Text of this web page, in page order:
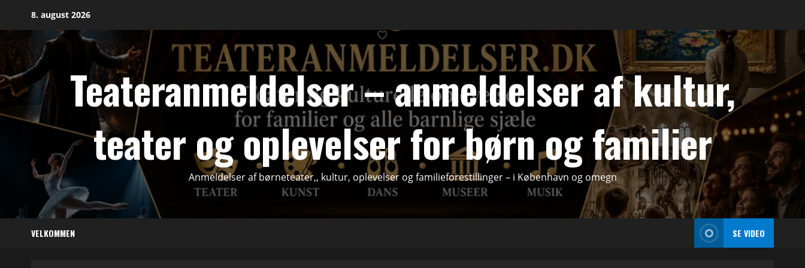
content
8. august 2026
Teateranmeldelser – anmeldelser af kultur,
teater og oplevelser for børn og familier
Anmeldelser af børneteater,, kultur, oplevelser og familieforestillinger – i København og omegn
VELKOMMEN SE VIDEO